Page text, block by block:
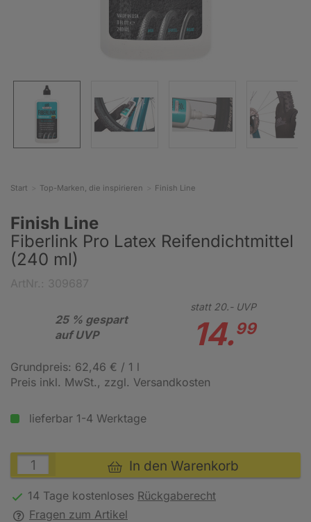
Start Top-Marken, die inspirieren Finish Line
Finish Line
Fiberlink Pro Latex Reifendichtmittel
(240 ml)
25 % gespart
auf UVP
statt 20.-UVP
14.99
Grundpreis: 62,46 € / 1 l
Preis inkl. MwSt., zzgl. Versandkosten
lieferbar 1-4 Werktage
In den Warenkorb
14 Tage kostenloses Rückgaberecht
Fragen zum Artikel